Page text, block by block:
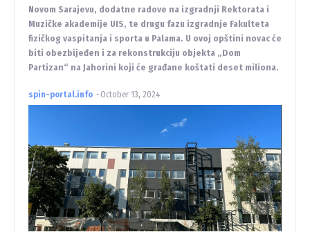
Novom Sarajevu, dodatne radove na izgradnji Rektorata i
Muzičke akademije UIS, te drugu fazu izgradnje Fakulteta
fizičkog vaspitanja i sporta u Palama. U ovoj opštini novac će
biti obezbijeđen i za rekonstrukciju objekta „Dom
Partizan“ na Jahorini koji će građane koštati deset miliona.
spin-portal.info - October 13, 2024